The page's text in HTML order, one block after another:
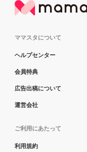
ママスタについて
ヘルプセンター
会員特典
広告出稿について
運営会社
ご利用にあたって
利用規約